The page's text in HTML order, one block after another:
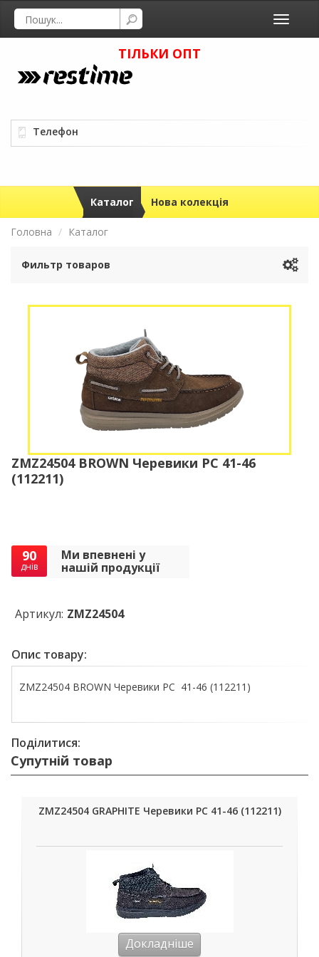
Toggle
ТІЛЬКИ ОПТ
Телефон
Каталог Нова колекція
Головна Каталог
Фильтр товаров
ZMZ24504 BROWN Черевики РС 41-46
(112211)
90
днів
Ми впевнені у
нашій продукції
Артикул: ZMZ24504
Опис товару:
ZMZ24504 BROWN Черевики РС 41-46 (112211)
Поділитися:
Супутній товар
ZMZ24504 GRAPHITE Черевики РС 41-46 (112211)
Докладніше